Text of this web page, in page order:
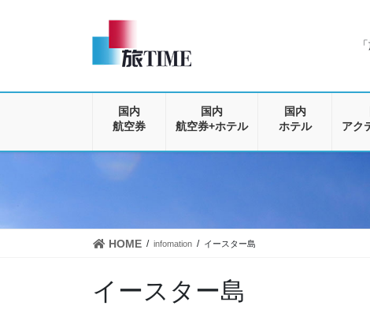
に
ョ
動
国内
航空券
国内
航空券+ホテル
国内
ホテル
アク
HOME infomation イースター島
イースター島